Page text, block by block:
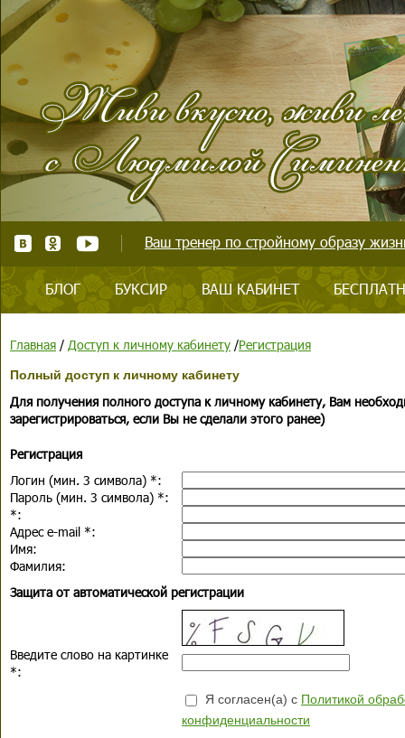
Ваш тренер по стройному образу
БЛОГ БУКСИР ВАШ КАБИНЕТ
Главная / Доступ к личному кабинету /Регистрация
Полный доступ к личному кабинету
Для получения полного доступа к личному кабинету, Вам
зарегистрироваться, если Вы не сделали этого ранее)
Регистрация
Логин (мин. 3 символа) *:
Пароль (мин. 3 символа) *:
*:
Адрес e-mail *:
Имя:
Фамилия:
Защита от автоматической регистрации
Введите слово на картинке
*:
Я согласен(а) с Политикой
конфиденциальности